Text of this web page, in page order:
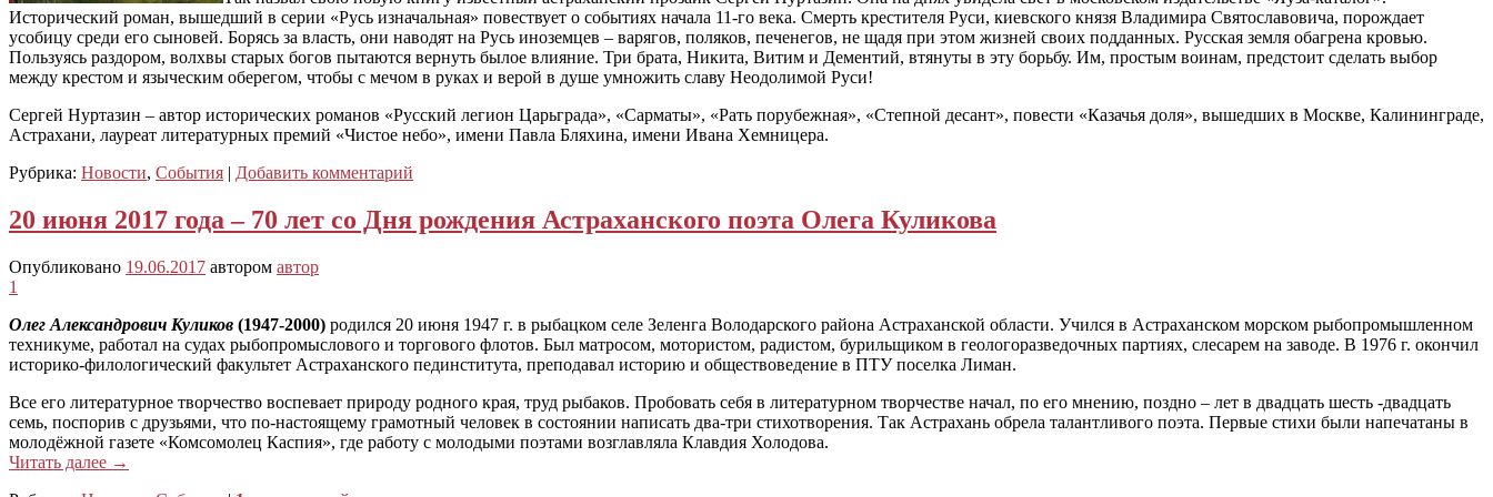
Исторический роман, вышедший в серии «Русь изначальная» повествует о событиях начала 11-го века. Смерть крестителя Руси, киевского князя Владимира Святославовича, порождает
усобицу среди его сыновей. Борясь за власть, они наводят на Русь иноземцев – варягов, поляков, печенегов, не щадя при этом жизней своих подданных. Русская земля обагрена кровью.
Пользуясь раздором, волхвы старых богов пытаются вернуть былое влияние. Три брата, Никита, Витим и Дементий, втянуты в эту борьбу. Им, простым воинам, предстоит сделать выбор
между крестом и языческим оберегом, чтобы с мечом в руках и верой в душе умножить славу Неодолимой Руси!
Сергей Нуртазин – автор исторических романов «Русский легион Царьграда», «Сарматы», «Рать порубежная», «Степной десант», повести «Казачья доля», вышедших в Москве, Калининграде,
Астрахани, лауреат литературных премий «Чистое небо», имени Павла Бляхина, имени Ивана Хемницера.
Рубрика: Новости, События | Добавить комментарий
20 июня 2017 года – 70 лет со Дня рождения Астраханского поэта Олега Куликова
Опубликовано 19.06.2017 автором автор
1
Олег Александрович Куликов (1947-2000) родился 20 июня 1947 г. в рыбацком селе Зеленга Володарского района Астраханской области. Учился в Астраханском морском рыбопромышленном
техникуме, работал на судах рыбопромыслового и торгового флотов. Был матросом, мотористом, радистом, бурильщиком в геологоразведочных партиях, слесарем на заводе. В 1976 г. окончил
историко-филологический факультет Астраханского пединститута, преподавал историю и обществоведение в ПТУ поселка Лиман.
Все его литературное творчество воспевает природу родного края, труд рыбаков. Пробовать себя в литературном творчестве начал, по его мнению, поздно – лет в двадцать шесть -двадцать
семь, поспорив с друзьями, что по-настоящему грамотный человек в состоянии написать два-три стихотворения. Так Астрахань обрела талантливого поэта. Первые стихи были напечатаны в
молодёжной газете «Комсомолец Каспия», где работу с молодыми поэтами возглавляла Клавдия Холодова.
Читать далее →